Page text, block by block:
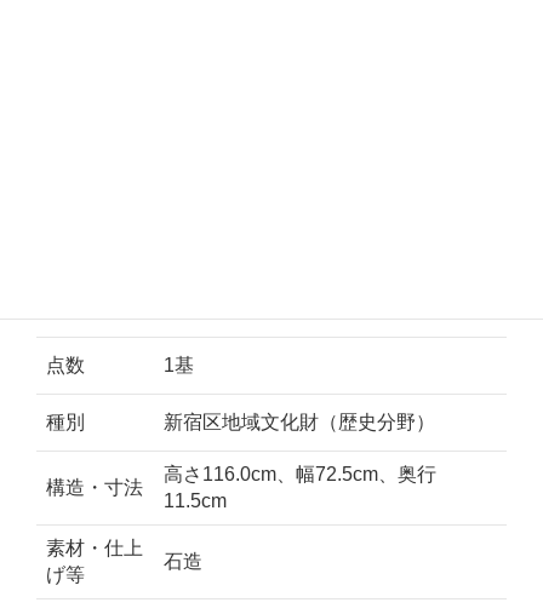
点数 1基
種別 新宿区地域文化財（歴史分野）
構造・寸法
高さ116.0cm、幅72.5cm、奥行
11.5cm
素材・仕上
げ等
石造